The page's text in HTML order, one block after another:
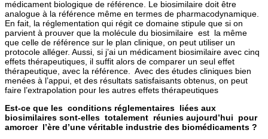
médicament biologique de référence. Le biosimilaire doit être
analogue à la référence même en termes de pharmacodynamique.
En fait, la réglementation qui régit ce domaine stipule que si on
parvient à prouver que la molécule du biosimilaire est la même
que celle de référence sur le plan clinique, on peut utiliser un
protocole alléger. Aussi, si j’ai un médicament biosimilaire avec cinq
effets thérapeutiques, il suffit alors de comparer un seul effet
thérapeutique, avec la référence. Avec des études cliniques bien
menées à l’appui, et des résultats satisfaisants obtenus, on peut
faire l’extrapolation pour les autres effets thérapeutiques
Est-ce que les conditions réglementaires liées aux
biosimilaires sont-elles totalement réunies aujourd’hui pour
amorcer l’ère d’une véritable industrie des biomédicaments ?